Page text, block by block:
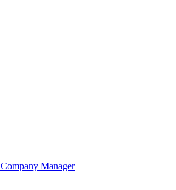
Company Manager